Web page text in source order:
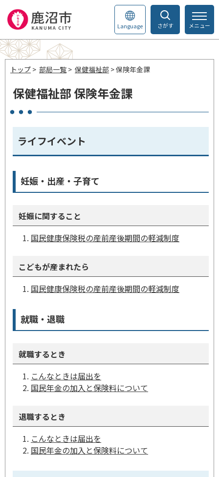
さがす
Language メニュー
トップ > 部局一覧 > 保健福祉部 > 保険年金課
保健福祉部 保険年金課
ライフイベント
妊娠・出産・子育て
妊娠に関すること
国民健康保険税の産前産後期間の軽減制度
こどもが産まれたら
国民健康保険税の産前産後期間の軽減制度
就職・退職
就職するとき
こんなときは届出を
国民年金の加入と保険料について
退職するとき
こんなときは届出を
国民年金の加入と保険料について